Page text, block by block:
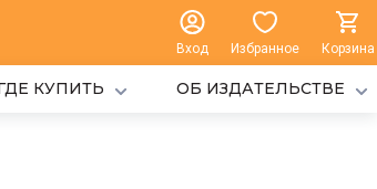
Вход Избранное Корзина
КУПИТЬ ОБ ИЗДАТЕЛЬСТВЕ